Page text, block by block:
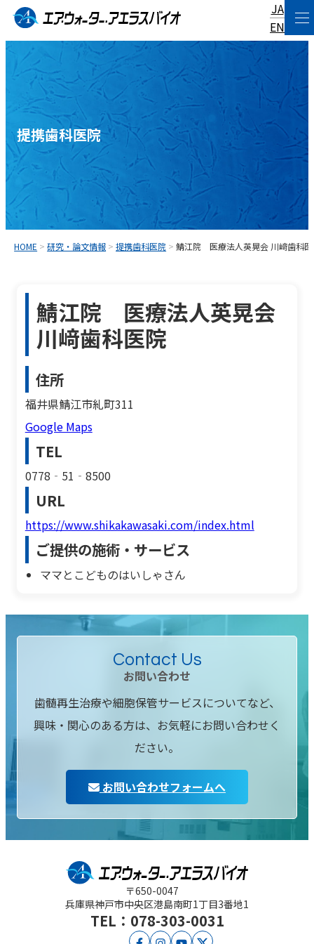
コ
ン
テ
ン
へ
ス
キ
ッ
プ
EN
JA
提携歯科医院
HOME >研究・論文情報 >提携歯科医院 >鯖江院 医療法人英晃会 川﨑歯科
鯖江院 医療法人英晃会
川﨑歯科医院
住所
福井県鯖江市糺町311
Google Maps
TEL
0778‐51‐8500
URL
https://www.shikakawasaki.com/index.html
ご提供の施術・サービス
ママとこどものはいしゃさん
Contact Us
お問い合わせ
歯髄再生治療や細胞保管サービスについてなど、
興味・関心のある方は、お気軽にお問い合わせく
ださい。
お問い合わせフォームへ
〒650-0047
兵庫県神戸市中央区港島南町1丁目3番地1
TEL：078-303-0031